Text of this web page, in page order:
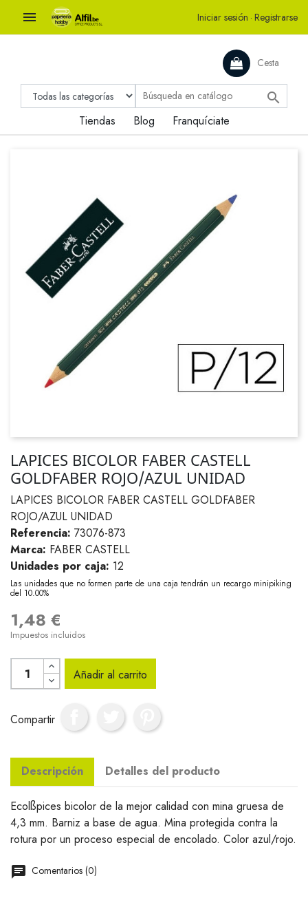
 Iniciar sesión · Registrarse
Cesta

Tiendas Blog Franquíciate
LAPICES BICOLOR FABER CASTELL
GOLDFABER ROJO/AZUL UNIDAD
LAPICES BICOLOR FABER CASTELL GOLDFABER
ROJO/AZUL UNIDAD
Referencia: 73076-873
Marca: FABER CASTELL
Unidades por caja: 12
Las unidades que no formen parte de una caja tendrán un recargo minipiking
del 10.00%
1,48 €
Impuestos incluidos
Añadir al carrito
Compartir
Descripción Detalles del producto
Ecolßpices bicolor de la mejor calidad con mina gruesa de
4,3 mm. Barniz a base de agua. Mina protegida contra la
rotura por un proceso especial de encolado. Color azul/rojo.
Comentarios (0)